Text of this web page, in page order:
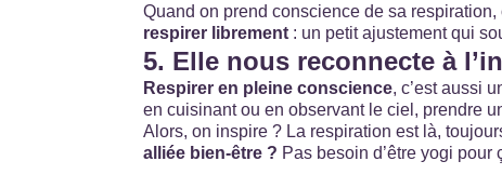
Quand on prend conscience de sa
respirer librement : un petit ajustement qui
5. Elle nous reconnecte à
Respirer en pleine conscience, c’est aussi
en cuisinant ou en observant le ciel, prendre
Alors, on inspire ? La respiration est là,
alliée bien-être ? Pas besoin d’être yogi